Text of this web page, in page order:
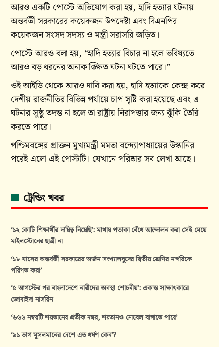
আরও একটি পোস্টে অভিযোগ করা হয়, হাদি হত্যার ঘটনায়
অন্তর্বর্তী সরকারের কয়েকজন উপদেষ্টা এবং বিএনপির
কয়েকজন সংসদ সদস্য ও মন্ত্রী সরাসরি জড়িত।
পোস্টে আরও বলা হয়, “হাদি হত্যার বিচার না হলে ভবিষ্যতে
আরও বড় ধরনের অনাকাঙ্ক্ষিত ঘটনা ঘটতে পারে।”
ওই আইডি থেকে আরও দাবি করা হয়, হাদি হত্যাকে কেন্দ্র করে
দেশীয় রাজনীতির বিভিন্ন পর্যায়ে চাপ সৃষ্টি করা হয়েছে এবং এ
ঘটনার সুষ্ঠু তদন্ত না হলে তা রাষ্ট্রীয় নিরাপত্তার জন্য ঝুঁকি তৈরি
করতে পারে।
পশ্চিমবঙ্গের প্রাক্তন মুখ্যমন্ত্রী মমতা বন্দ্যোপাধ্যায়ের উস্কানির
পরেই এলো এই পোস্টটি। যেখানে পরিষ্কার সব লেখা আছে।
ট্রেন্ডিং খবর
‘১২ কোটি শিক্ষার্থীর দায়িত্ব নিয়েছি’: মাথায় পতাকা বেঁধে আন্দোলন করা সেই মেয়ে
মাইলস্টোনের ছাত্রী না
‘১৮ মাসের অন্তর্বর্তী সরকারের অর্জন সংখ্যালঘুদের দ্বিতীয় শ্রেণির নাগরিকে
পরিণত করা’
‘৫ আগস্টের পর বাংলাদেশে নারীদের অবস্থা শোচনীয়’: একান্ত সাক্ষাৎকারে
জোবাইদা নাসরিন
‘৬৬৬ নম্বরটি শয়তানের প্রতীক নম্বর, শয়তানও নোবেল বাগাতে পারে’
‘৯১ ভাগ মুসলমানের দেশে এত ধর্ষণ কেন’?